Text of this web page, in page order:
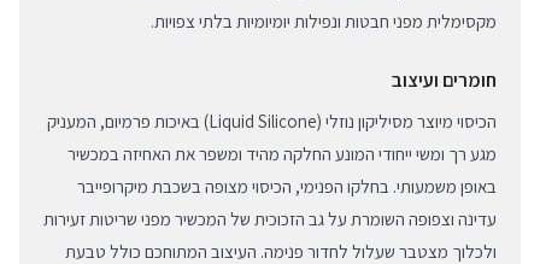
מקסימלית מפני חבטות ונפילות יומיומיות בלתי צפויות.
חומרים ועיצוב
הכיסוי מיוצר מסיליקון נוזלי (Liquid Silicone) באיכות פרמיום, המעניק
מגע רך ומשי ייחודי המונע החלקה מהיד ומשפר את האחיזה במכשיר
באופן משמעותי. בחלקו הפנימי, הכיסוי מצופה בשכבת מיקרופייבר
עדינה וצפופה השומרת על גב הזכוכית של המכשיר מפני שריטות זעירות
ולכלוך מצטבר שעלול לחדור פנימה. העיצוב המתוחכם כולל טבעת